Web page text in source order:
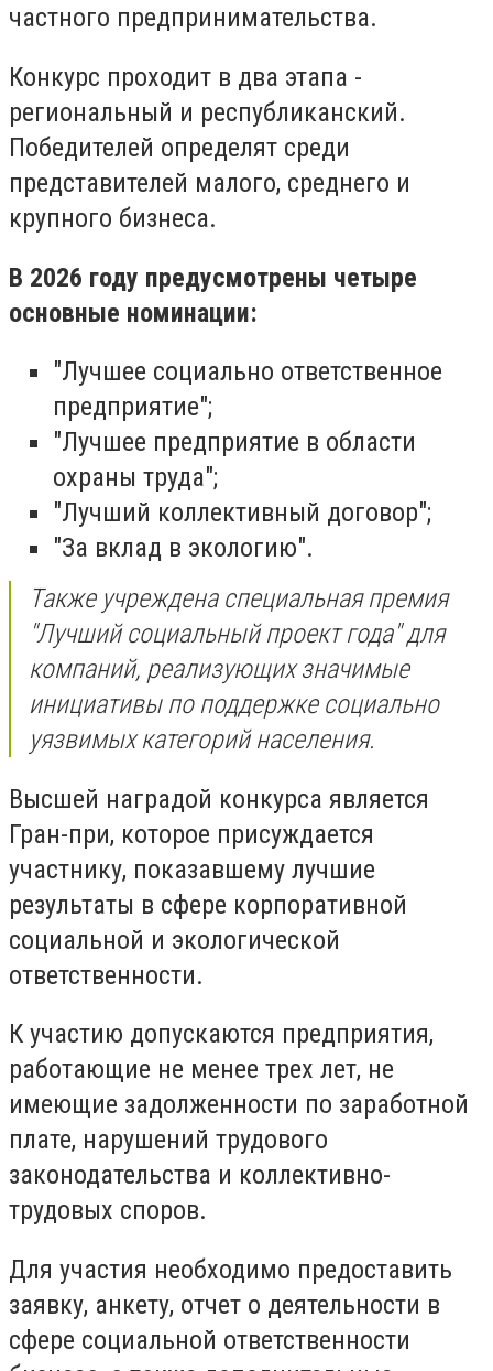
частного предпринимательства.
Конкурс проходит в два этапа -
региональный и республиканский.
Победителей определят среди
представителей малого, среднего и
крупного бизнеса.
В 2026 году предусмотрены четыре
основные номинации:
"Лучшее социально ответственное
предприятие";
"Лучшее предприятие в области
охраны труда";
"Лучший коллективный договор";
"За вклад в экологию".
Также учреждена специальная премия
"Лучший социальный проект года" для
компаний, реализующих значимые
инициативы по поддержке социально
уязвимых категорий населения.
Высшей наградой конкурса является
Гран-при, которое присуждается
участнику, показавшему лучшие
результаты в сфере корпоративной
социальной и экологической
ответственности.
К участию допускаются предприятия,
работающие не менее трех лет, не
имеющие задолженности по заработной
плате, нарушений трудового
законодательства и коллективно-
трудовых споров.
Для участия необходимо предоставить
заявку, анкету, отчет о деятельности в
сфере социальной ответственности